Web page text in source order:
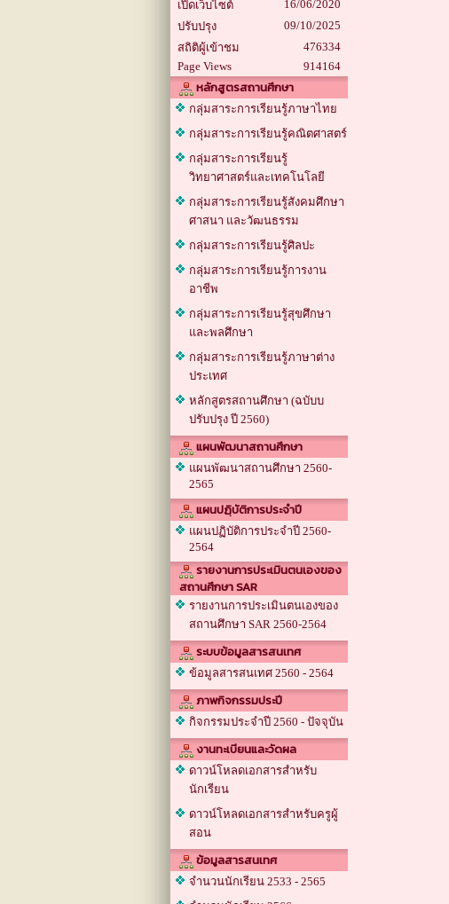
เปิดเว็บไซต์
16/06/2020
ปรับปรุง
09/10/2025
สถิติผู้เข้าชม
476334
Page Views
914164
หลักสูตรสถานศึกษา
กลุ่มสาระการเรียนรู้ภาษาไทย
กลุ่มสาระการเรียนรู้คณิตศาสตร์
กลุ่มสาระการเรียนรู้
วิทยาศาสตร์และเทคโนโลยี
กลุ่มสาระการเรียนรู้สังคมศึกษา
ศาสนา และวัฒนธรรม
กลุ่มสาระการเรียนรู้ศิลปะ
กลุ่มสาระการเรียนรู้การงาน
อาชีพ
กลุ่มสาระการเรียนรู้สุขศึกษา
และพลศึกษา
กลุ่มสาระการเรียนรู้ภาษาต่าง
ประเทศ
หลักสูตรสถานศึกษา (ฉบับบ
ปรับปรุง ปี 2560)
แผนพัฒนาสถานศึกษา
แผนพัฒนาสถานศึกษา 2560-
2565
แผนปฏฺิบัติการประจำปี
แผนปฏิบัติการประจำปี 2560-
2564
รายงานการประเมินตนเองของ
สถานศึกษา SAR
รายงานการประเมินตนเองของ
สถานศึกษา SAR 2560-2564
ระบบข้อมูลสารสนเทศ
ข้อมูลสารสนเทศ 2560 - 2564
ภาพกิจกรรมประปี
กิจกรรมประจำปี 2560 - ปัจจุบัน
งานทะเบียนและวัดผล
ดาวน์โหลดเอกสารสำหรับ
นักเรียน
ดาวน์โหลดเอกสารสำหรับครูผู้
สอน
ข้อมูลสารสนเทศ
จำนวนนักเรียน 2533 - 2565